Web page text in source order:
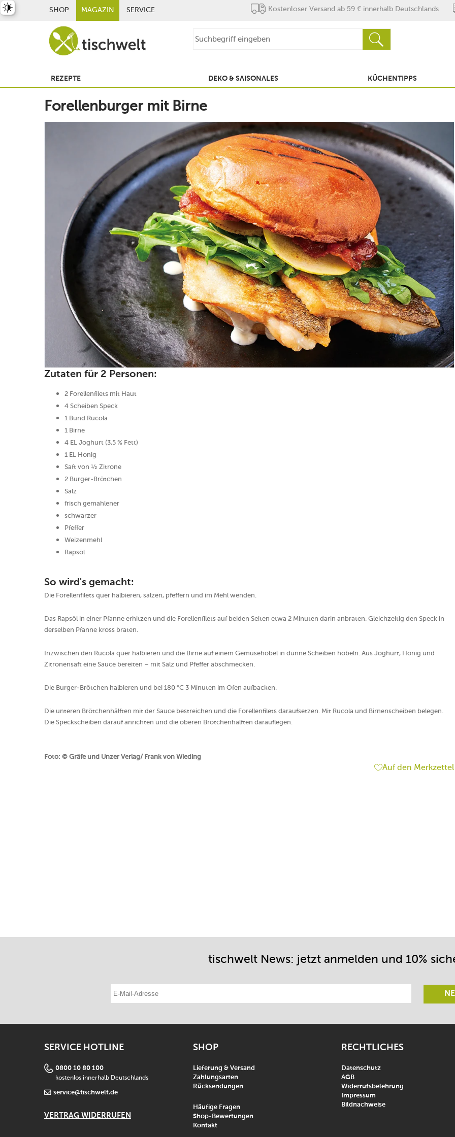
SHOP MAGAZIN SERVICE Kostenloser Versand ab 59 € innerhalb Deutschlands
REZEPTE DEKO & SAISONALES KÜCHENTIPPS
Forellenburger mit Birne
Zutaten für 2 Personen:
2 Forellenfilets mit Haut
4 Scheiben Speck
1 Bund Rucola
1 Birne
4 EL Joghurt (3,5 % Fett)
1 EL Honig
Saft von ½ Zitrone
2 Burger-Brötchen
Salz
frisch gemahlener
schwarzer
Pfeffer
Weizenmehl
Rapsöl
So wird's gemacht:
Die Forellenfilets quer halbieren, salzen, pfeffern und im Mehl wenden.
Das Rapsöl in einer Pfanne erhitzen und die Forellenfilets auf beiden Seiten etwa 2 Minuten darin anbraten. Gleichzeitig den Speck in
derselben Pfanne kross braten.
Inzwischen den Rucola quer halbieren und die Birne auf einem Gemüsehobel in dünne Scheiben hobeln. Aus Joghurt, Honig und
Zitronensaft eine Sauce bereiten – mit Salz und Pfeffer abschmecken.
Die Burger-Brötchen halbieren und bei 180 °C 3 Minuten im Ofen aufbacken.
Die unteren Brötchenhälften mit der Sauce bestreichen und die Forellenfilets daraufsetzen. Mit Rucola und Birnenscheiben belegen.
Die Speckscheiben darauf anrichten und die oberen Brötchenhälften darauflegen.
Foto: © Gräfe und Unzer Verlag/ Frank von Wieding
Auf den Merkzettel
tischwelt News: jetzt anmelden und 10%
SERVICE HOTLINE
0800 10 80 100
kostenlos innerhalb Deutschlands
service@tischwelt.de
VERTRAG WIDERRUFEN
SHOP
Lieferung & Versand
Zahlungsarten
Rücksendungen
Häufige Fragen
Shop-Bewertungen
Kontakt
RECHTLICHES
Datenschutz
AGB
Widerrufsbelehrung
Impressum
Bildnachweise
umschalten